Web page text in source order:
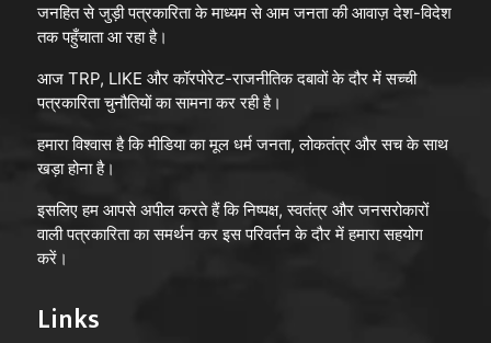
जनहित से जुड़ी पत्रकारिता के माध्यम से आम जनता की आवाज़ देश-विदेश
तक पहुँचाता आ रहा है।
आज TRP, LIKE और कॉरपोरेट-राजनीतिक दबावों के दौर में सच्ची
पत्रकारिता चुनौतियों का सामना कर रही है।
हमारा विश्वास है कि मीडिया का मूल धर्म जनता, लोकतंत्र और सच के साथ
खड़ा होना है।
इसलिए हम आपसे अपील करते हैं कि निष्पक्ष, स्वतंत्र और जनसरोकारों
वाली पत्रकारिता का समर्थन कर इस परिवर्तन के दौर में हमारा सहयोग
करें।
Links